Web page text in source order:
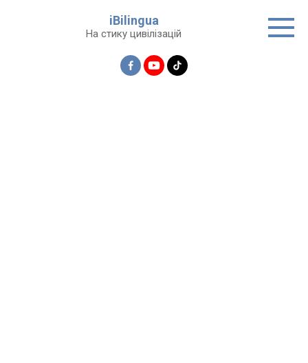
iBilingua
На стику цивілізацій